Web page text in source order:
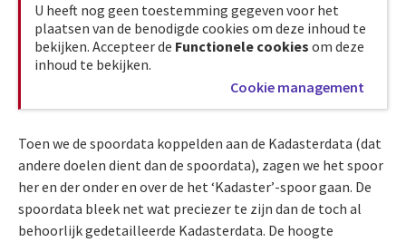
U heeft nog geen toestemming gegeven voor het
plaatsen van de benodigde cookies om deze inhoud te
bekijken. Accepteer de Functionele cookies om deze
inhoud te bekijken.
Cookie management
Toen we de spoordata koppelden aan de Kadasterdata (dat
andere doelen dient dan de spoordata), zagen we het spoor
her en der onder en over de het ‘Kadaster’-spoor gaan. De
spoordata bleek net wat preciezer te zijn dan de toch al
behoorlijk gedetailleerde Kadasterdata. De hoogte